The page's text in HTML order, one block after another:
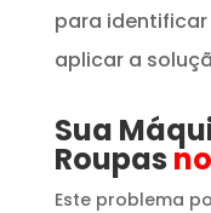
para
aplicar a
Sua
Roupas
Este problema